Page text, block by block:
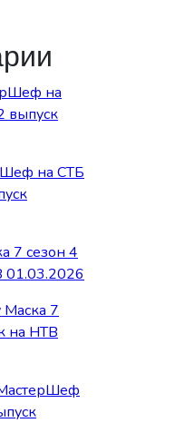
на
выпуск
на СТБ
7 сезон 4
01.03.2026
7
на НТВ